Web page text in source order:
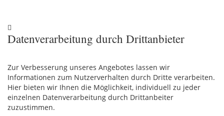
Datenverarbeitung durch Drittanbieter
Zur Verbesserung unseres Angebotes lassen wir
Informationen zum Nutzerverhalten durch Dritte verarbeiten.
Hier bieten wir Ihnen die Möglichkeit, individuell zu jeder
einzelnen Datenverarbeitung durch Drittanbeiter
zuzustimmen.